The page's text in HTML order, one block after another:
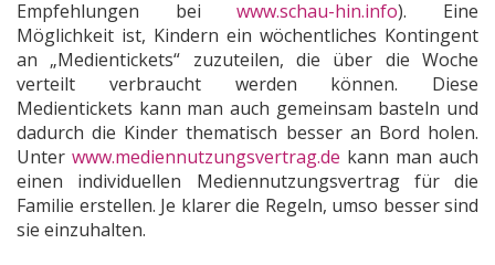
Empfehlungen beiwww.schau-hin.info). Eine
Möglichkeit ist, Kindern ein wöchentliches Kontingent
an „Medientickets“ zuzuteilen, die über die Woche
verteilt verbraucht werden können. Diese
Medientickets kann man auch gemeinsam basteln und
dadurch die Kinder thematisch besser an Bord holen.
Unter www.mediennutzungsvertrag.de kann man auch
einen individuellen Mediennutzungsvertrag für die
Familie erstellen. Je klarer die Regeln, umso besser sind
sie einzuhalten.